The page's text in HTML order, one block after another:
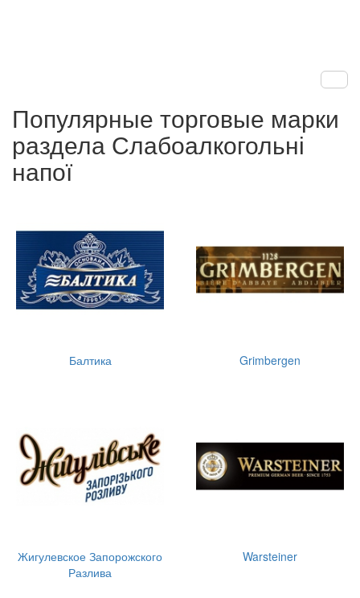
Популярные торговые марки
раздела Слабоалкогольні
напої
Балтика Grimbergen
Жигулевское Запорожского
Разлива
Warsteiner